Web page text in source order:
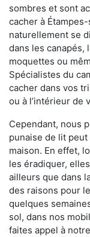
sombres et sont
cacher à
naturellement se
dans les canapés,
moquettes ou
Spécialistes du
cacher dans vos
ou à l’intérieur de
Cependant, nous
punaise de lit
maison. En effet,
les éradiquer,
ailleurs que dans
des raisons pour
quelques
sol, dans nos
faites appel à